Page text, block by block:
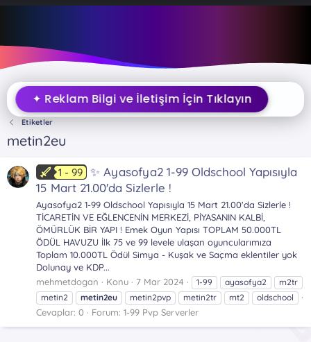
✦ Reklam Bilgi ve İletişim İçin Tıklayın
Etiketler
metin2eu
1 - 99
✨ Ayasofya2 1-99 Oldschool Yapısıyla
15 Mart 21.00'da Sizlerle !
Ayasofya2 1-99 Oldschool Yapısıyla 15 Mart 21.00'da Sizlerle !
TİCARETİN VE EĞLENCENİN MERKEZİ, PİYASANIN KALBİ,
ÖMÜRLÜK BİR YAPI ! Emek Oyun Yapısı TOPLAM 50.000TL
ÖDÜL HAVUZU İlk 75 ve 99 levele ulaşan oyuncularımıza
Toplam 10.000TL Ödül Simya - Kuşak ve Saçma eklentiler yok
Dolunay ve KDP...
mehmetdogan
Konu 7 Mar 2024 1-99 ayasofya2
m2tr
metin2
metin2eu metin2pvp metin2tr mt2 oldschool
Cevaplar: 0 Forum: 1-99 Pvp Serverler